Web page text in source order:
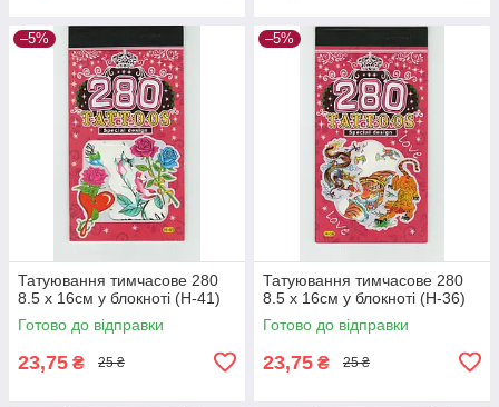
–5%
Татуювання тимчасове 280
8.5 х 16см у блокноті (H-41)
Готово до відправки
23,75 ₴ 25 ₴
–5%
Татуювання тимчасове 280
8.5 х 16см у блокноті (H-36)
Готово до відправки
23,75 ₴ 25 ₴